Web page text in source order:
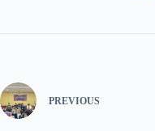
PREVIOUS